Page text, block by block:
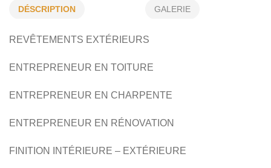
INSTALLATION DE RAMPE EXTÉRIEURE
BARDEAU D'ASPHALTE PORTES ET FENÊTRES
BALCONS - BOIS CONSTRUCTION
DÉSCRIPTION GALERIE
REVÊTEMENTS EXTÉRIEURS
ENTREPRENEUR EN TOITURE
ENTREPRENEUR EN CHARPENTE
ENTREPRENEUR EN RÉNOVATION
FINITION INTÉRIEURE – EXTÉRIEURE